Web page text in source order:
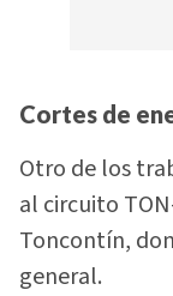
Cortes de
Otro de los
al circuito
Toncontín,
general.